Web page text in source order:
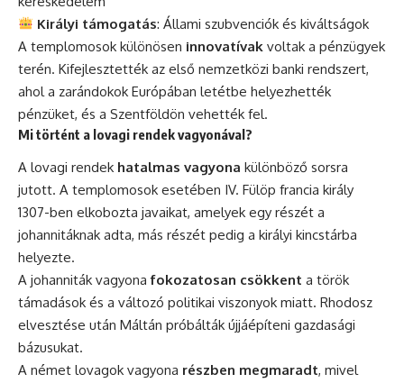
Királyi támogatás: Állami szubvenciók és kiváltságok
A templomosok különösen innovatívak voltak a pénzügyek
terén. Kifejlesztették az első nemzetközi banki rendszert,
ahol a zarándokok Európában letétbe helyezhették
pénzüket, és a Szentföldön vehették fel.
Mi történt a lovagi rendek vagyonával?
A lovagi rendek hatalmas vagyona különböző sorsra
jutott. A templomosok esetében IV. Fülöp francia király
1307-ben elkobozta javaikat, amelyek egy részét a
johannitáknak adta, más részét pedig a királyi kincstárba
helyezte.
A johanniták vagyonafokozatosan csökkent a török
támadások és a változó politikai viszonyok miatt. Rhodosz
elvesztése után Máltán próbálták újjáépíteni gazdasági
bázusukat.
A német lovagok vagyona részben megmaradt, mivel